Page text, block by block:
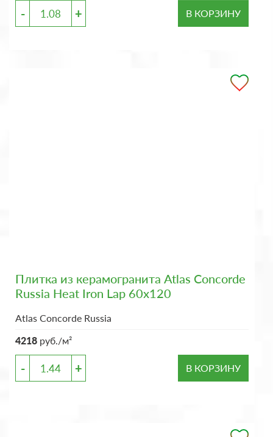
- + В КОРЗИНУ
Плитка из керамогранита Atlas Concorde
Russia Heat Iron Lap 60x120
Atlas Concorde Russia
4218 руб./м²
- + В КОРЗИНУ